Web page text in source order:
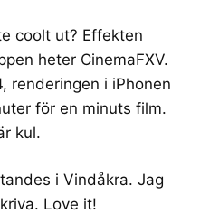
coolt ut? Effekten
heter CinemaFXV.
renderingen i iPhonen
för en minuts film.
kul.
i Vindåkra. Jag
Love it!